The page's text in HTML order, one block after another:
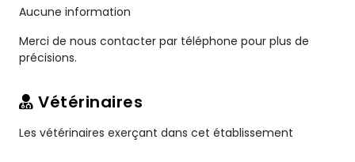
Aucune information
Merci de nous contacter par téléphone pour plus de
précisions.
Vétérinaires
Les vétérinaires exerçant dans cet établissement